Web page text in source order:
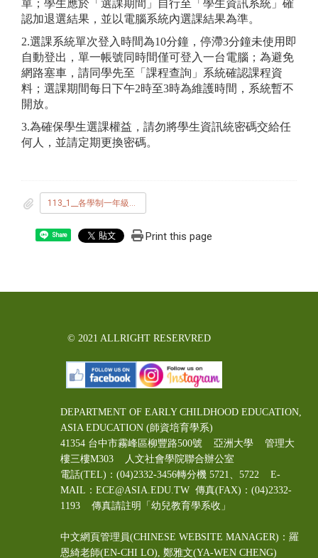
單；學生應於「選課期間」自行至「學生資訊系統」確
認加退選結果，並以電腦系統內選課結果為準。
2.選課系統單次登入時間為10分鐘，停滯3分鐘未使用即
自動登出，單一帳號同時間僅可登入一台電腦；為避免
網路塞車，請同學先至「課程查詢」系統確認課程資
料；選課期間每日下午2時至3時為維護時間，系統暫不
開放。
3.為確保學生選課權益，請勿將學生資訊統密碼交給任
何人，並請定期更換密碼。
113_1__各學制一年級_新生選課公告.pdf
Share Print this page
© 2021 ALLRIGHT RESERVRED
DEPARTMENT OF EARLY CHILDHOOD EDUCATION,
ASIA EDUCATION (師資培育學系)
41354 台中市霧峰區柳豐路500號 亞洲大學 管理大
樓三樓M303 人文社會學院聯合辦公室
電話(TEL)：(04)2332-3456轉分機 5721、5722 E-
MAIL：ECE@ASIA.EDU.TW 傳真(FAX)：(04)2332-
1193 傳真請註明「幼兒教育學系收」
中文網頁管理員(CHINESE WEBSITE MANAGER)：羅
恩綺老師(EN-CHI LO) , 鄭雅文(YA-WEN CHENG)